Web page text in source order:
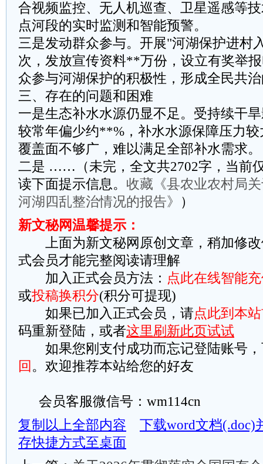
合视频监控、无人机巡查、卫星遥感等
点河段的实时监测和智能预警。
三是发动群众参与。‌开展"河湖保护进村
次，发放宣传资料**万份，设立有奖举
众参与河湖保护的积极性，形成全民共
三、存在的问题和困难
一是生态补水水源仍显不足。受持续干
较常年偏少约**%，补水水源保障压力
覆盖面不够广，难以满足全部补水需求。
二是 ……（未完，全文共2702字，当前
读下面提示信息。 收藏《县农业农村局
河湖四乱整治情况的报告》
）
新文秘网温馨提示：
上面为新文秘网原创文章，稍加修改
式会员才能完整阅读请理解
加入正式会员方法： 点此在线智能
或投稿换积分(积分可提现)
如果已加入正式会员，请点此到本
码重新登陆，或者这里刷新此页试试
如果您刚支付成功而忘记登陆账号，
回 。欢迎推荐本站给您的好友
会员客服微信号：wm114cn
复制以上全部内容
下载word文档(.doc)
存快捷方式至桌面